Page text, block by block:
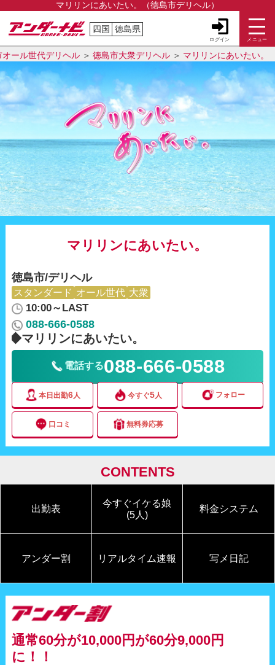
マリリンにあいたい。（徳島市デリヘル）
四国 徳島県
ログイン メニュー
オール世代デリヘル 徳島市大衆デリヘル マリリンにあいたい。
マリリンにあいたい。
徳島市/デリヘル
スタンダード オール世代 大衆
10:00～LAST
088-666-0588
リリンにあいたい。
電話する088-666-0588
本日出勤6 人 今すぐ5人 フォロー
口コミ 無料券応募
CONTENTS
出勤表
今すぐイケる娘
(5人)
料金システム
アンダー割 リアルタイム速報 写メ日記
通常60分が10,000円が60分9,000円
に！！